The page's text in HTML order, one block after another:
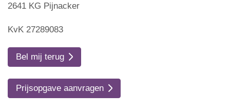
2641 KG Pijnacker
KvK 27289083
Bel mij terug
Prijsopgave aanvragen